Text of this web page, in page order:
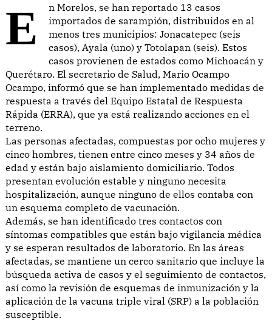
En Morelos, se han reportado 13 casos
importados de sarampión, distribuidos en al
menos tres municipios: Jonacatepec (seis
casos), Ayala (uno) y Totolapan (seis). Estos
casos provienen de estados como Michoacán y
Querétaro. El secretario de Salud, Mario Ocampo
Ocampo, informó que se han implementado medidas de
respuesta a través del Equipo Estatal de Respuesta
Rápida (ERRA), que ya está realizando acciones en el
terreno.
Las personas afectadas, compuestas por ocho mujeres y
cinco hombres, tienen entre cinco meses y 34 años de
edad y están bajo aislamiento domiciliario. Todos
presentan evolución estable y ninguno necesita
hospitalización, aunque ninguno de ellos contaba con
un esquema completo de vacunación.
Además, se han identificado tres contactos con
síntomas compatibles que están bajo vigilancia médica
y se esperan resultados de laboratorio. En las áreas
afectadas, se mantiene un cerco sanitario que incluye la
búsqueda activa de casos y el seguimiento de contactos,
así como la revisión de esquemas de inmunización y la
aplicación de la vacuna triple viral (SRP) a la población
susceptible.